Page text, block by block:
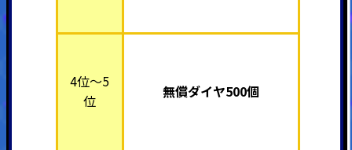
4位～5
位
無償ダイヤ500個